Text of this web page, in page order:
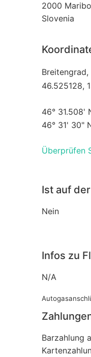
2000
Slovenia
46.525128,
46° 31.508'
46° 31' 30"
Überprüfen
Ist auf
Nein
Infos zu
N/A
Barzahlung